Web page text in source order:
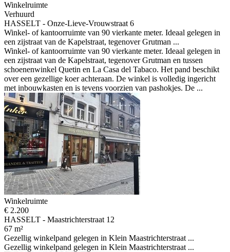
Winkelruimte
Verhuurd
HASSELT - Onze-Lieve-Vrouwstraat 6
Winkel- of kantoorruimte van 90 vierkante meter. Ideaal gelegen in
een zijstraat van de Kapelstraat, tegenover Grutman ...
Winkel- of kantoorruimte van 90 vierkante meter. Ideaal gelegen in
een zijstraat van de Kapelstraat, tegenover Grutman en tussen
schoenenwinkel Quetin en La Casa del Tabaco. Het pand beschikt
over een gezellige koer achteraan. De winkel is volledig ingericht
met inbouwkasten en is tevens voorzien van pashokjes. De ...
Winkelruimte
€ 2.200
HASSELT - Maastrichterstraat 12
67 m²
Gezellig winkelpand gelegen in Klein Maastrichterstraat ...
Gezellig winkelpand gelegen in Klein Maastrichterstraat ...